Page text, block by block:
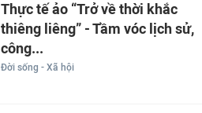
Thực tế ảo “Trở về thời khắc
thiêng liêng” - Tầm vóc lịch sử,
công...
Đời sống - Xã hội